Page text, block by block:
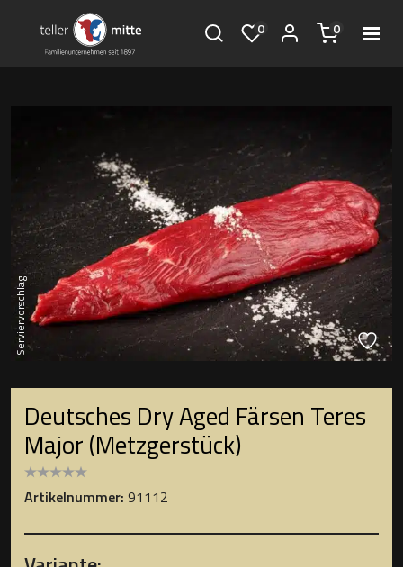
0 0
Serviervorschlag
Deutsches Dry Aged Färsen Teres
Major (Metzgerstück)
Artikelnummer: 91112